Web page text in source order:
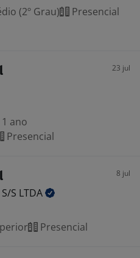
(2º Grau)
Presencial
23 jul
ano
Presencial
8 jul
S LTDA
Presencial